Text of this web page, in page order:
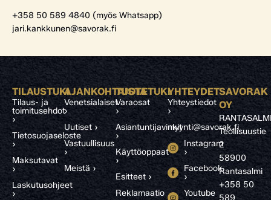
+358 50 589 4840 (myös Whatsapp)
jari.kankkunen@savorak.fi
TILAUSTUKI
Tilaus- ja
toimitusehdot
›
Tietosuojaseloste
›
Maksutavat
›
Laskutusohjeet
›
AJANKOHTAISTA
Venetsialaiset
›
Uutiset ›
Vastuullisuus
›
Meistä ›
TUOTETUKI
Varaosat
›
Asiantuntijavinkit
›
Käyttöoppaat
›
Esitteet ›
Reklamaatio
YHTEYDET
Yhteystiedot
›
myynti@savorak.fi
Instagram
›
Facebook
›
Youtube
SAVORAK
OY
Teollisuustie
2
58900
Rantasalmi
+358 50
589